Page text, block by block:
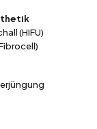
(HIFU)